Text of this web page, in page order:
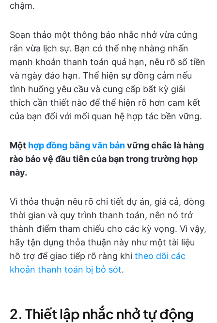
chậm.
Soạn thảo một thông báo nhắc nhở vừa cứng
rắn vừa lịch sự. Bạn có thể nhẹ nhàng nhấn
mạnh khoản thanh toán quá hạn, nêu rõ số tiền
và ngày đáo hạn. Thể hiện sự đồng cảm nếu
tình huống yêu cầu và cung cấp bất kỳ giải
thích cần thiết nào để thể hiện rõ hơn cam kết
của bạn đối với mối quan hệ hợp tác bền vững.
Một hợp đồng bằng văn bảnvững chắc là hàng
rào bảo vệ đầu tiên của bạn trong trường hợp
này.
Vì thỏa thuận nêu rõ chi tiết dự án, giá cả, dòng
thời gian và quy trình thanh toán, nên nó trở
thành điểm tham chiếu cho các kỳ vọng. Vì vậy,
hãy tận dụng thỏa thuận này như một tài liệu
hỗ trợ để giao tiếp rõ ràng khi theo dõi các
khoản thanh toán bị bỏ sót.
2. Thiết lập nhắc nhở tự động